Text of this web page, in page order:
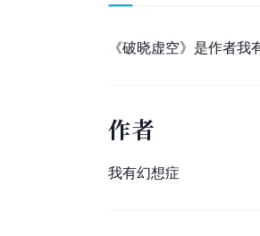
《破晓虚空》是作者
作者
我有幻想症